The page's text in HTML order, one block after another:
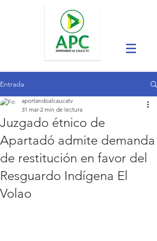
Entrada
Juzgado étnico de
Apartadó admite demanda
de restitución en favor del
Resguardo Indígena El
Volao
aportandoalcaucatv
31 mar 2 min de lectura